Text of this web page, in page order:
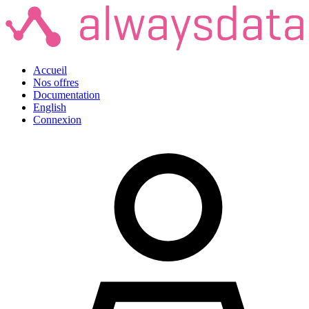
Accueil
Nos offres
Documentation
English
Connexion